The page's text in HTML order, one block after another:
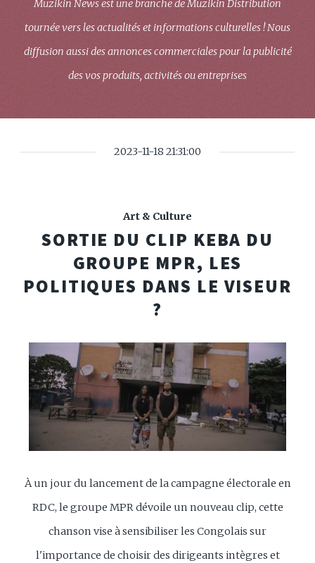
Muzikin News est une branche de Muzikin Distribution
tournée vers les actualités et informations culturelles !Nous
diffusion aussi des annonces commerciales pour la publicité
des vos produits, activités ou entreprises
2023-11-18 21:31:00
Art & Culture
SORTIE DU CLIP KEBA DU
GROUPE MPR, LES
POLITIQUES DANS LE VISEUR
?
À un jour du lancement de la campagne électorale en
RDC, le groupe MPR dévoile un nouveau clip, cette
chanson vise à sensibiliser les Congolais sur
l'importance de choisir des dirigeants intègres et